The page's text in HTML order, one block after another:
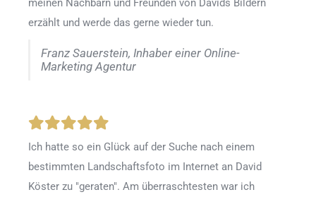
meinen Nachbarn und Freunden von Davids Bildern
erzählt und werde das gerne wieder tun.
Franz Sauerstein, Inhaber einer Online-
Marketing Agentur
Ich hatte so ein Glück auf der Suche nach einem
bestimmten Landschaftsfoto im Internet an David
Köster zu "geraten". Am überraschtesten war ich